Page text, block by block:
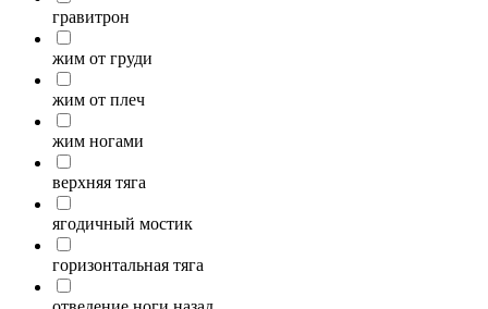
гравитрон
жим от груди
жим от плеч
жим ногами
верхняя тяга
ягодичный мостик
горизонтальная тяга